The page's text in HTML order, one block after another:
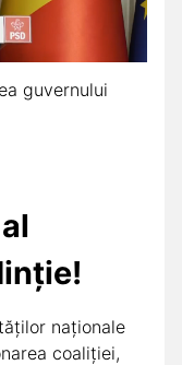
guvernului
naționale
coaliției,